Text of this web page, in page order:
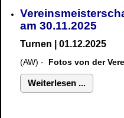
am 30.11.2025
Turnen | 01.12.2025
(AW) - Fotos von der
Weiterlesen ...